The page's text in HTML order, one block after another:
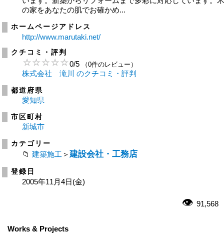
の家をあなたの肌でお確かめ...
ホームページアドレス
http://www.marutaki.net/
クチコミ・評判
0/5 （0件のレビュー）
株式会社 滝川 のクチコミ・評判
都道府県
愛知県
市区町村
新城市
カテゴリー
建築施工 ＞ 建設会社・工務店
登録日
2005年11月4日(金)
91,568
Works & Projects